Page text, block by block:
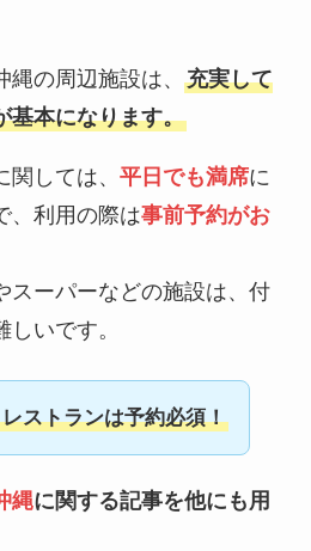
の周辺施設は、 充実して
基本になります。
しては、 平日でも満席に
、利用の際は事前予約がお
スーパーなどの施設は、付
いです。
ストランは予約必須！
縄に関する記事を他にも用